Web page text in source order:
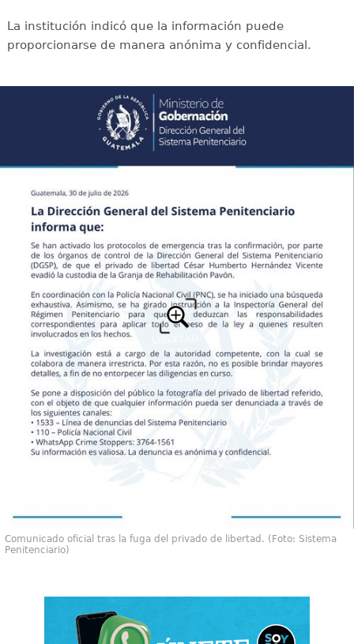
La institución indicó que la información puede
proporcionarse de manera anónima y confidencial.
Comunicado oficial tras la fuga del privado de libertad. (Foto: Sistema
Penitenciario)